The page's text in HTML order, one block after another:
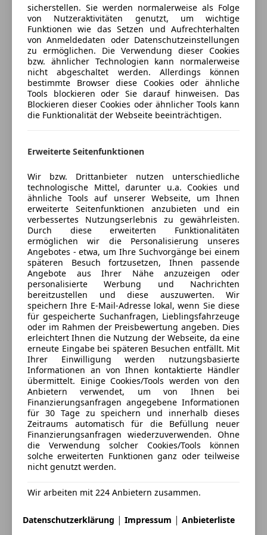
Reifendruckkontrollsystem
Seitenairbag
Servolenkung
Tagfahrlicht
Traktionskontrolle
Verkehrszeichenerkennung
Zentralverriegelung
Extras
Dachreling
Sprachsteuerung
Serienausstattungen:
*Fahrer- und Beifahrersitz höhenverstellbar
*Nebelschlussleuchte
*Uni-Lackierung
*Innenbeleuchtung
*Beheizbare Heckscheibe
*Reifenpannenset
*Dachhimmel in Schwarz
*Einparkhilfe vorn, akustisch und visuell
*Fahrmodischalter "ECO" / "Normal" / "Sport"
*Kindersicherung
*4 Verzurrösen im Kofferraum
*Außenspiegelgehäuse Perla Nera Schwarz
*6 Lautsprecher (2 Tweeters und 2 Woofers vorn, 2
Lautsprecher hinten)
*Black Diamond Dach:Dach in Perla Nera Schwarz
*Heckspoiler in glänzendem Schwarz
Jetzt berechnen
Verkäufer Händler
Auto Gerster GmbH
Anbieter auf AutoScout24 seit 2011
Autohaus
Geschlossen
Öffnet um 9:00 Sa.
Schwefel 84,
6850 Dornbirn, AT
Kontakt
Auto Gerster GmbH
Alle Fahrzeuge des Anbieters
Anbieter kontaktieren
Deine Nachricht
Eintauschwagen: Kaufen und verkaufen in nur einem
sicherstellen. Sie werden normalerweise als Folge
von Nutzeraktivitäten genutzt, um wichtige
Funktionen wie das Setzen und Aufrechterhalten
von Anmeldedaten oder Datenschutzeinstellungen
zu ermöglichen. Die Verwendung dieser Cookies
bzw. ähnlicher Technologien kann normalerweise
nicht abgeschaltet werden. Allerdings können
bestimmte Browser diese Cookies oder ähnliche
Tools blockieren oder Sie darauf hinweisen. Das
Blockieren dieser Cookies oder ähnlicher Tools kann
die Funktionalität der Webseite beeinträchtigen.
Erweiterte Seitenfunktionen
Wir bzw. Drittanbieter nutzen unterschiedliche
technologische Mittel, darunter u.a. Cookies und
ähnliche Tools auf unserer Webseite, um Ihnen
erweiterte Seitenfunktionen anzubieten und ein
verbessertes Nutzungserlebnis zu gewährleisten.
Durch diese erweiterten Funktionalitäten
ermöglichen wir die Personalisierung unseres
Angebotes - etwa, um Ihre Suchvorgänge bei einem
späteren Besuch fortzusetzen, Ihnen passende
Angebote aus Ihrer Nähe anzuzeigen oder
personalisierte Werbung und Nachrichten
bereitzustellen und diese auszuwerten. Wir
speichern Ihre E-Mail-Adresse lokal, wenn Sie diese
für gespeicherte Suchanfragen, Lieblingsfahrzeuge
oder im Rahmen der Preisbewertung angeben. Dies
erleichtert Ihnen die Nutzung der Webseite, da eine
erneute Eingabe bei späteren Besuchen entfällt. Mit
Ihrer Einwilligung werden nutzungsbasierte
Informationen an von Ihnen kontaktierte Händler
übermittelt. Einige Cookies/Tools werden von den
Anbietern verwendet, um von Ihnen bei
Finanzierungsanfragen angegebene Informationen
für 30 Tage zu speichern und innerhalb dieses
Zeitraums automatisch für die Befüllung neuer
Finanzierungsanfragen wiederzuverwenden. Ohne
die Verwendung solcher Cookies/Tools können
solche erweiterten Funktionen ganz oder teilweise
nicht genutzt werden.
Wir arbeiten mit 224 Anbietern zusammen.
Datenschutzerklärung | Impressum | Anbieterliste